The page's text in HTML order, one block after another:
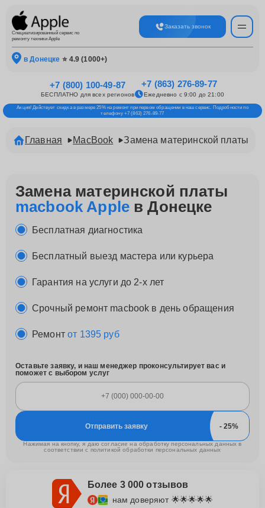
Специализированный сервис по
ремонту техники Apple
Заказать звонок
в Донецке ⭐ 4.9 (1000+)
+7 (800) 100-49-87
БЕСПЛАТНО для всех регионов
+7 (863) 276-89-77
Ежедневно с 9:00 до 21:00
Акция! Действует скидка в размере 25% на ремонт при первом обращении в наш сервис. Подробности по
телефону +7 (863) 276-89-77
Главная MacBook Замена материнской платы
Замена материнской платы
macbook Appleв Донецке
Бесплатная диагностика
Бесплатный выезд мастера или курьера
Гарантия на услуги до 2-х лет
Срочный ремонт macbook в день обращения
Ремонтот 1395 руб
Оставьте заявку, и наш менеджер проконсультирует вас и
поможет с выбором услуг
Отправить заявку
Нажимая на кнопку, я даю согласие на обработку персональных данных в
соответствии с политикой обработки персональных данных
Более 3 000 отзывов
нам доверяют 🌟🌟🌟🌟🌟